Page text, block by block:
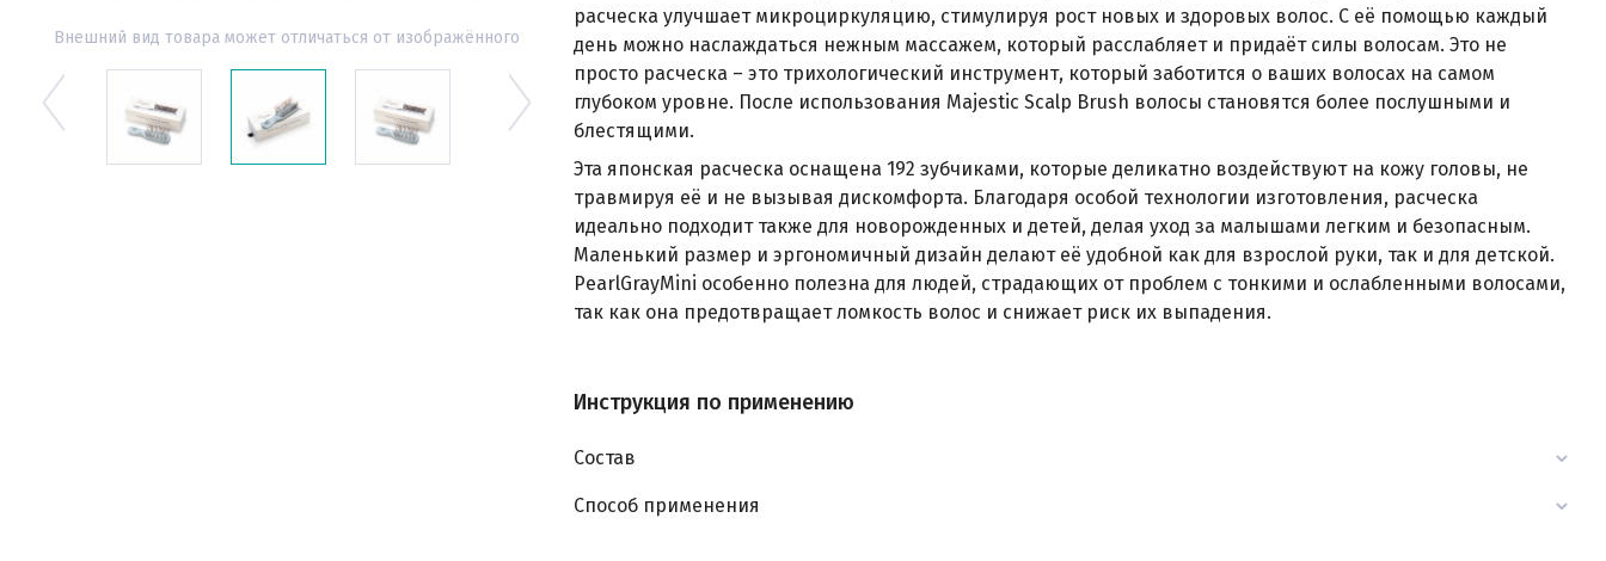
Внешний вид товара может отличаться от изображённого
расческа улучшает микроциркуляцию, стимулируя рост новых и здоровых волос. С её помощью каждый
день можно наслаждаться нежным массажем, который расслабляет и придаёт силы волосам. Это не
просто расческа – это трихологический инструмент, который заботится о ваших волосах на самом
глубоком уровне. После использования Majestic Scalp Brush волосы становятся более послушными и
блестящими.
Эта японская расческа оснащена 192 зубчиками, которые деликатно воздействуют на кожу головы, не
травмируя её и не вызывая дискомфорта. Благодаря особой технологии изготовления, расческа
идеально подходит также для новорожденных и детей, делая уход за малышами легким и безопасным.
Маленький размер и эргономичный дизайн делают её удобной как для взрослой руки, так и для детской.
PearlGrayMini особенно полезна для людей, страдающих от проблем с тонкими и ослабленными волосами,
так как она предотвращает ломкость волос и снижает риск их выпадения.
Инструкция по применению
Состав
Способ применения